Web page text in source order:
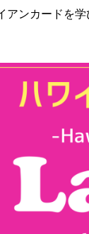
アンカードを